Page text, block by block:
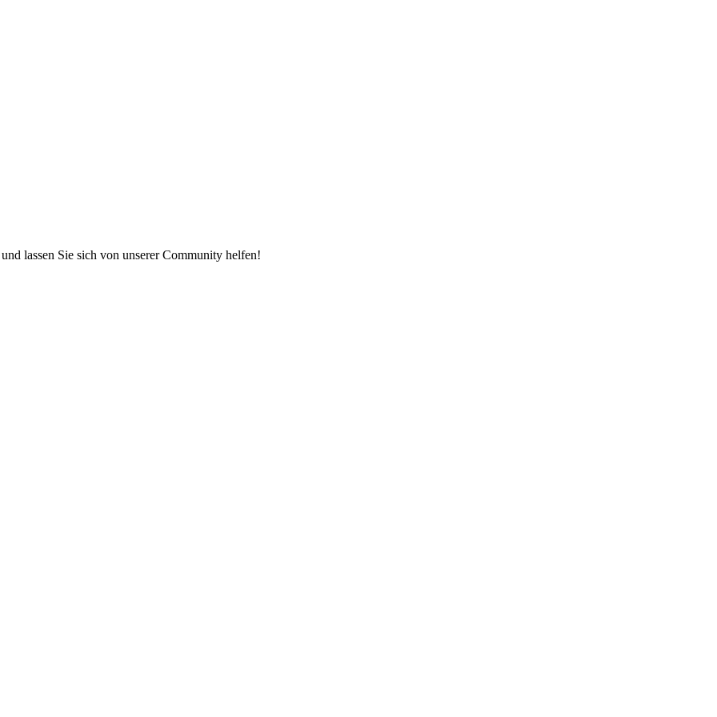
lassen Sie sich von unserer Community helfen!